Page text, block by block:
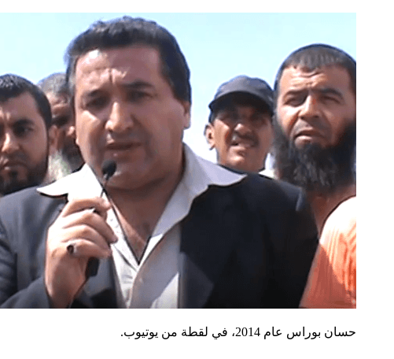
حسان بوراس عام 2014، في لقطة من يوتيوب.